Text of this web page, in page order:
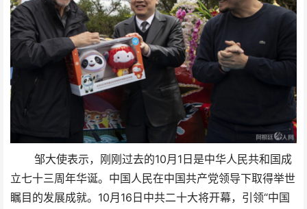
邹大使表示，刚刚过去的10月1日是中华人民共和国成
立七十三周年华诞。中国人民在中国共产党领导下取得举世
瞩目的发展成就。10月16日中共二十大将开幕，引领“中国